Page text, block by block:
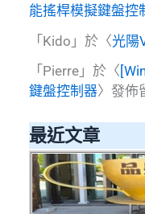
能搖桿模擬鍵盤控
「 Kido 」於〈光陽
「 Pierre 」於〈
鍵盤控制器〉發佈
最近文章